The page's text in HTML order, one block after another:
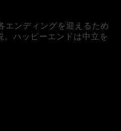
エンディングを迎えるため
。ハッピーエンドは中立を